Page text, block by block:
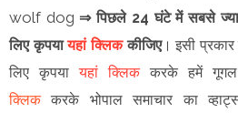
wolf dog ⇒ पिछले 24 घंटे में सबसे
लिए कृपयायहां क्लिककीजिए।इसी
लिए कृपयायहां क्लिककरके हमें गूगल
क्लिककरके भोपाल समाचार का